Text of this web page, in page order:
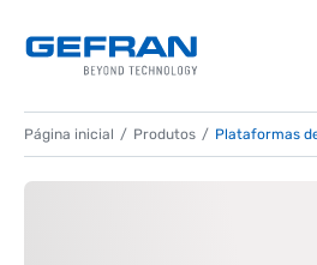
Página inicial Produtos Plataformas